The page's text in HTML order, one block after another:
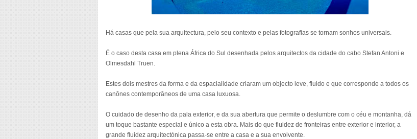
Há casas que pela sua arquitectura, pelo seu contexto e pelas fotografias se tornam sonhos universais.
É o caso desta casa em plena África do Sul desenhada pelos arquitectos da cidade do cabo Stefan Antoni e
Olmesdahl Truen.
Estes dois mestres da forma e da espacialidade criaram um objecto leve, fluido e que corresponde a todos os
canônes contemporâneos de uma casa luxuosa.
O cuidado de desenho da pala exterior, e da sua abertura que permite o deslumbre com o céu e montanha, dá
um toque bastante especial e único a esta obra. Mais do que fluidez de fronteiras entre exterior e interior, a
grande fluidez arquitectónica passa-se entre a casa e a sua envolvente.